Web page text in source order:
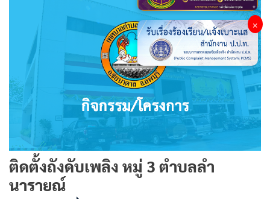
ติดตั้งถังดับเพลิง หมู่ 3 ตำบลลำ
นารายณ์
×